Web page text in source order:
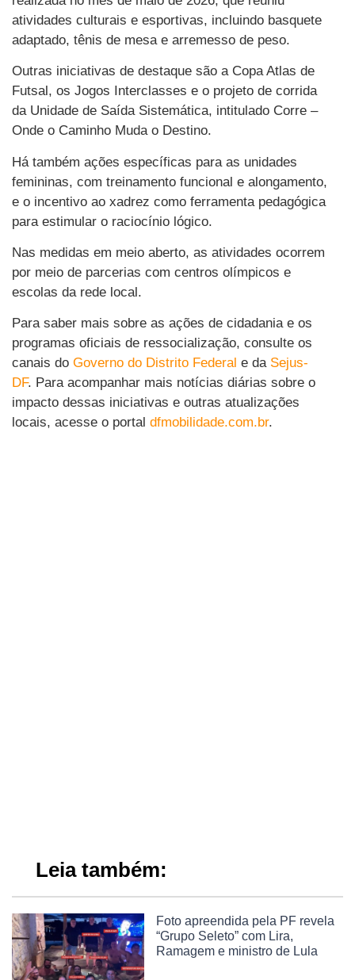
atividades culturais e esportivas, incluindo basquete
adaptado, tênis de mesa e arremesso de peso.
Outras iniciativas de destaque são a Copa Atlas de
Futsal, os Jogos Interclasses e o projeto de corrida
da Unidade de Saída Sistemática, intitulado Corre –
Onde o Caminho Muda o Destino.
Há também ações específicas para as unidades
femininas, com treinamento funcional e alongamento,
e o incentivo ao xadrez como ferramenta pedagógica
para estimular o raciocínio lógico.
Nas medidas em meio aberto, as atividades ocorrem
por meio de parcerias com centros olímpicos e
escolas da rede local.
Para saber mais sobre as ações de cidadania e os
programas oficiais de ressocialização, consulte os
canais do Governo do Distrito Federal e da Sejus-
DF. Para acompanhar mais notícias diárias sobre o
impacto dessas iniciativas e outras atualizações
locais, acesse o portal dfmobilidade.com.br.
Leia também:
Foto apreendida pela PF revela
“Grupo Seleto” com Lira,
Ramagem e ministro de Lula